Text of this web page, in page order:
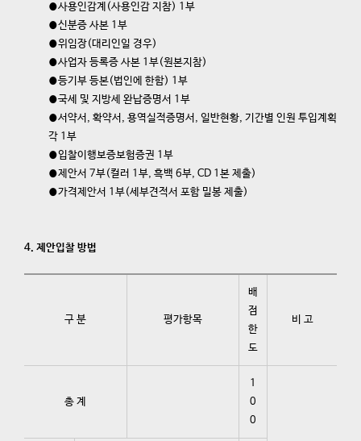
⦁사용인감계(사용인감 지참) 1부
⦁신분증 사본 1부
⦁위임장(대리인일 경우)
⦁사업자 등록증 사본 1부(원본지참)
⦁등기부 등본(법인에 한함) 1부
⦁국세 및 지방세 완납증명서 1부
⦁서약서, 확약서, 용역실적증명서, 일반현황, 기간별 인원 투입계획
각 1부
⦁입찰이행보증보험증권 1부
⦁제안서 7부(컬러 1부, 흑백 6부, CD 1본 제출)
⦁가격제안서 1부(세부견적서 포함 밀봉 제출)
4. 제안입찰 방법
구 분 평가항목
배
점
한
도
비 고
총 계
1
0
0